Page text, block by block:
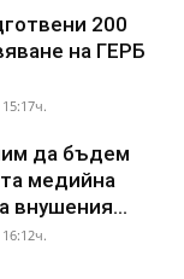
200
на ГЕРБ
да бъдем
медийна
внушения...